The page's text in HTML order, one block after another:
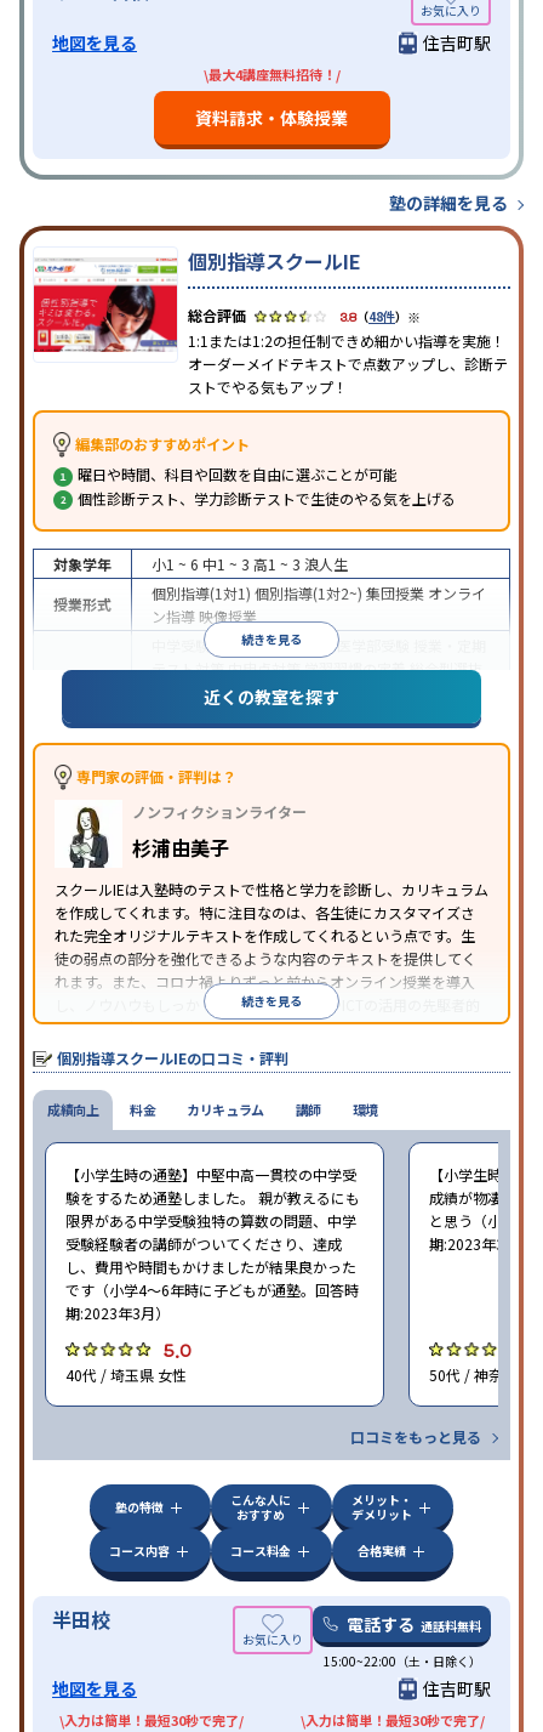
地図を見る 住吉町駅
\最大4講座無料招待！/
資料請求・体験授業
塾の詳細を見る
個別指導スクールIE
3.8（48件） ※
1:1または1:2の担任制できめ細かい指導を実施！
オーダーメイドテキストで点数アップし、診断テ
ストでやる気もアップ！
編集部のおすすめポイント
曜日や時間、科目や回数を自由に選ぶことが可能
個性診断テスト、学力診断テストで生徒のやる気を上げる
続きを見る
対象学年 小1 ~ 6 中1 ~ 3 高1 ~ 3 浪人生
授業形式
個別指導(1対1) 個別指導(1対2~) 集団授業 オンライ
ン指導 映像授業
中学受験 高校受験大学受験 医学部受験
テスト対策内申点対策学習習慣の定着総合型選抜
(旧AO)対策推薦入試対策学校別特化対策
漢検(漢字検定)対策数学特化対策その他科目別特化
中高一貫校生に対応
可能季節講習のみの受講可
※2023年3月調査。小学校高学年の個別指導塾アンケート調査方法
近くの教室を探す
専門家の評価・評判は？
ノンフィクションライター
杉浦由美子
スクールIEは入塾時のテストで性格と学力を診断し、カリキュラム
を作成してくれます。特に注目なのは、各生徒にカスタマイズさ
れた完全オリジナルテキストを作成してくれるという点です。生
徒の弱点の部分を強化できるような内容のテキストを提供してく
れます。また、コロナ禍よりずっと前からオンライン授業を導入
し、ノウハウもしっかりとしています。AIやICTの活用の先駆者的
な個別指導塾です。
続きを見る
個別指導スクールIEの口コミ・評判
成績向上
【小学生時の通塾】中堅中高一貫校の中学受
験をするため通塾しました。 親が教えるにも
限界がある中学受験独特の算数の問題、中学
受験経験者の講師がついてくださり、達成
し、費用や時間もかけましたが結果良かった
です（小学4〜6年時に子どもが通塾。回答時
期:2023年3月）
5.0
40代 / 埼玉県 女性
【小学生時の通
成績が物凄く悪
と思う（小学6
期:2023年3月）
50代 / 神奈川県
口コミをもっと見る
料金 カリキュラム 講師 環境
塾の特徴
こんな人に
おすすめ
メリット・
デメリット
コース内容
コース料金 合格実績
半田校 電話する 通話料無料
15:00~22:00（土・日除く）
地図を見る 住吉町駅
\入力は簡単！最短30秒で完了/ \入力は簡単！最短30秒で完了/